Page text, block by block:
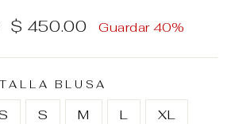
Precio
oferta
$ 450.00 Guardar 40%
TALLA BLUSA
S M L XL